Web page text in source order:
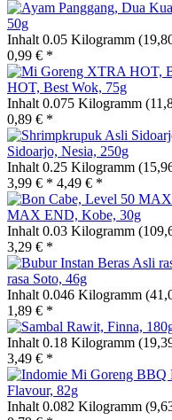
50g
Inhalt 0.05 Kilogramm
0,99 € *
HOT, Best Wok, 75g
Inhalt 0.075 Kilogramm
0,89 € *
Sidoarjo, Nesia, 250g
Inhalt 0.25 Kilogramm
3,99 € * 4,49 € *
MAX END, Kobe, 30g
Inhalt 0.03 Kilogramm
3,29 € *
rasa Soto, 46g
Inhalt 0.046 Kilogramm
1,89 € *
Inhalt 0.18 Kilogramm
3,49 € *
Flavour, 82g
Inhalt 0.082 Kilogramm